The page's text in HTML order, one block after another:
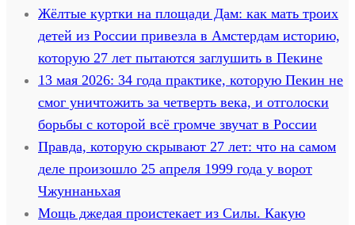
Жёлтые куртки на площади Дам: как мать троих
детей из России привезла в Амстердам историю,
которую 27 лет пытаются заглушить в Пекине
13 мая 2026: 34 года практике, которую Пекин не
смог уничтожить за четверть века, и отголоски
борьбы с которой всё громче звучат в России
Правда, которую скрывают 27 лет: что на самом
деле произошло 25 апреля 1999 года у ворот
Чжуннаньхая
Мощь джедая проистекает из Силы. Какую